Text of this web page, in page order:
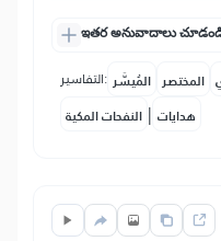
ఇతర అనువాదాలు
التفاسير: المُيسَّر المختصر
النفحات المكية | هدايات